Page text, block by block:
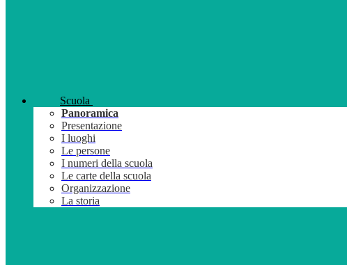
Scuola
Panoramica
Presentazione
I luoghi
Le persone
I numeri della scuola
Le carte della scuola
Organizzazione
La storia